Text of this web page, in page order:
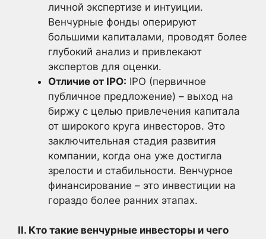
личной экспертизе и интуиции.
Венчурные фонды оперируют
большими капиталами, проводят более
глубокий анализ и привлекают
экспертов для оценки.
Отличие от IPO: IPO (первичное
публичное предложение) – выход на
биржу с целью привлечения капитала
от широкого круга инвесторов. Это
заключительная стадия развития
компании, когда она уже достигла
зрелости и стабильности. Венчурное
финансирование – это инвестиции на
гораздо более ранних этапах.
II. Кто такие венчурные инвесторы и чего